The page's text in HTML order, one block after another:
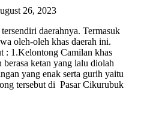
26, 2023
daerahnya. Termasuk
oleh-oleh khas daerah ini.
: 1.Kelontong Camilan khas
ketan yang lalu diolah
yang enak serta gurih yaitu
tersebut di Pasar Cikurubuk